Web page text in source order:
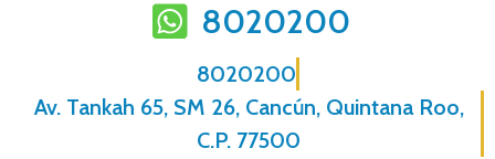
8020200
8020200
Av. Tankah 65, SM 26, Cancún, Quintana Roo,
C.P. 77500